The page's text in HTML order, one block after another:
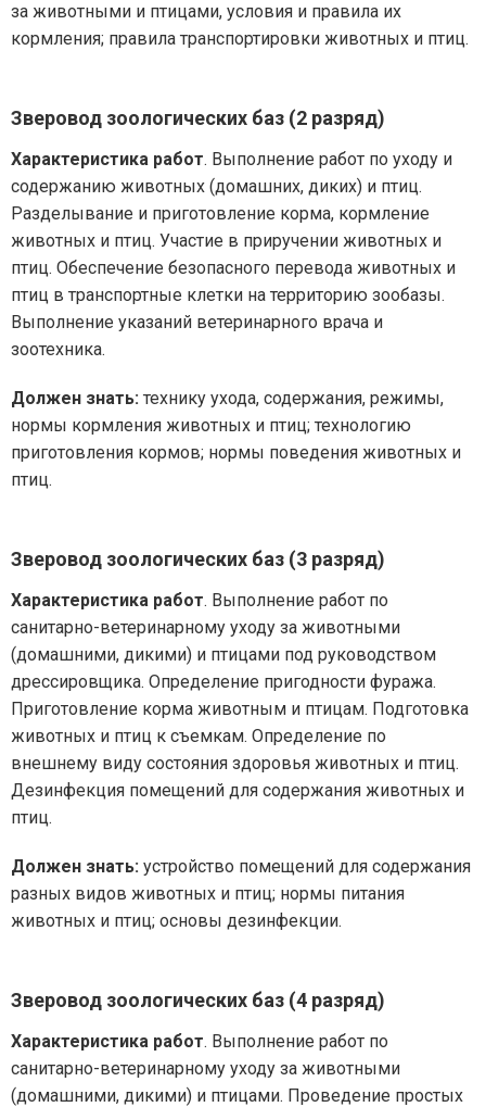
за животными и птицами, условия и правила их
кормления; правила транспортировки животных и птиц.
Зверовод зоологических баз (2 разряд)
Характеристика работ. Выполнение работ по уходу и
содержанию животных (домашних, диких) и птиц.
Разделывание и приготовление корма, кормление
животных и птиц. Участие в приручении животных и
птиц. Обеспечение безопасного перевода животных и
птиц в транспортные клетки на территорию зообазы.
Выполнение указаний ветеринарного врача и
зоотехника.
Должен знать: технику ухода, содержания, режимы,
нормы кормления животных и птиц; технологию
приготовления кормов; нормы поведения животных и
птиц.
Зверовод зоологических баз (3 разряд)
Характеристика работ. Выполнение работ по
санитарно-ветеринарному уходу за животными
(домашними, дикими) и птицами под руководством
дрессировщика. Определение пригодности фуража.
Приготовление корма животным и птицам. Подготовка
животных и птиц к съемкам. Определение по
внешнему виду состояния здоровья животных и птиц.
Дезинфекция помещений для содержания животных и
птиц.
Должен знать: устройство помещений для содержания
разных видов животных и птиц; нормы питания
животных и птиц; основы дезинфекции.
Зверовод зоологических баз (4 разряд)
Характеристика работ. Выполнение работ по
санитарно-ветеринарному уходу за животными
(домашними, дикими) и птицами. Проведение простых